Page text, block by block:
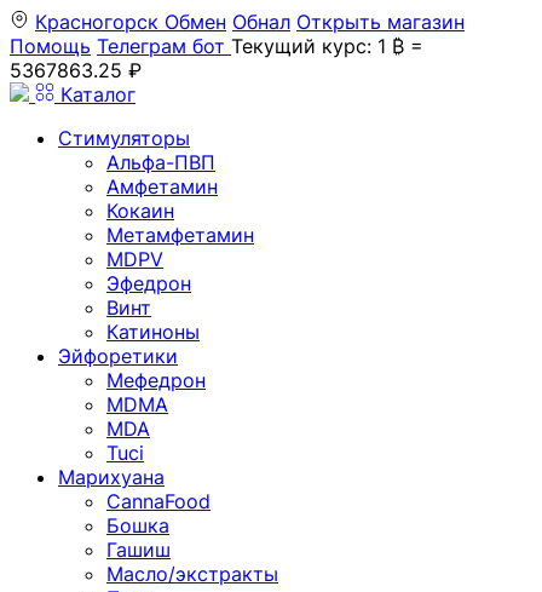
Красногорск Обмен Обнал Открыть магазин
Помощь Телеграм бот Текущий курс: 1 ₿ =
5367863.25 ₽
Каталог
Стимуляторы
Альфа-ПВП
Амфетамин
Кокаин
Метамфетамин
MDPV
Эфедрон
Винт
Катиноны
Эйфоретики
Мефедрон
MDMA
MDA
Tuci
Марихуана
CannaFood
Бошка
Гашиш
Масло/экстракты